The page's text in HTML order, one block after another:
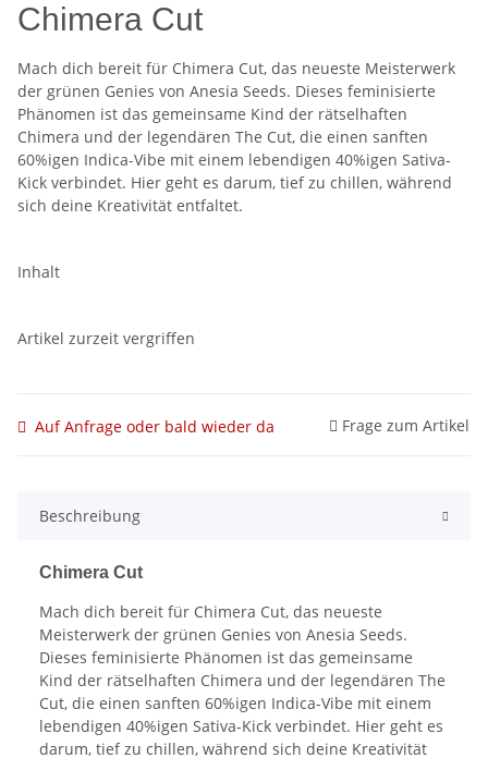
Chimera Cut
Mach dich bereit für Chimera Cut, das neueste Meisterwerk
der grünen Genies von Anesia Seeds. Dieses feminisierte
Phänomen ist das gemeinsame Kind der rätselhaften
Chimera und der legendären The Cut, die einen sanften
60%igen Indica-Vibe mit einem lebendigen 40%igen Sativa-
Kick verbindet. Hier geht es darum, tief zu chillen, während
sich deine Kreativität entfaltet.
Inhalt
Artikel zurzeit vergriffen
Auf Anfrage oder bald wieder da Frage zum Artikel
Beschreibung
Chimera Cut
Mach dich bereit für Chimera Cut, das neueste
Meisterwerk der grünen Genies von Anesia Seeds.
Dieses feminisierte Phänomen ist das gemeinsame
Kind der rätselhaften Chimera und der legendären The
Cut, die einen sanften 60%igen Indica-Vibe mit einem
lebendigen 40%igen Sativa-Kick verbindet. Hier geht es
darum, tief zu chillen, während sich deine Kreativität